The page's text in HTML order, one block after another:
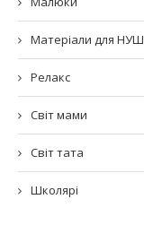
Матеріали для НУШ
Релакс
Світ мами
Світ тата
Школярі